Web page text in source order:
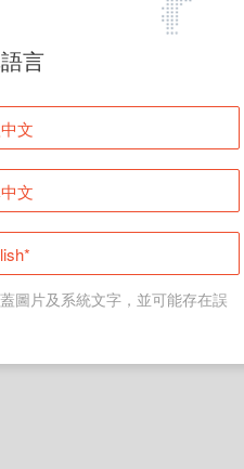
顯示
頁
言
文
文
圖片及系統文字，並可能存在誤